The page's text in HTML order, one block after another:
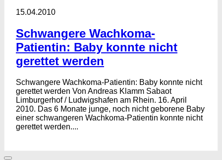
15.04.2010
Schwangere Wachkoma-
Patientin: Baby konnte nicht
gerettet werden
Schwangere Wachkoma-Patientin: Baby konnte nicht
gerettet werden Von Andreas Klamm Sabaot
Limburgerhof / Ludwigshafen am Rhein. 16. April
2010. Das 6 Monate junge, noch nicht geborene Baby
einer schwangeren Wachkoma-Patientin konnte nicht
gerettet werden....